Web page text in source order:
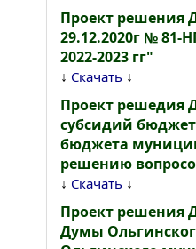
Проект решения
29.12.2020г №
2022-2023 гг"
↓ Скачать ↓
Проект решедия
субсидий
бюджета
решению
↓ Скачать ↓
Проект решения
Думы